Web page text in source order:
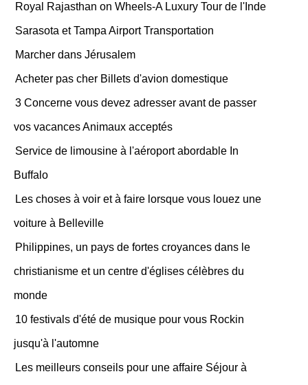
Royal Rajasthan on Wheels-A Luxury Tour de l'Inde
Sarasota et Tampa Airport Transportation
Marcher dans Jérusalem
Acheter pas cher Billets d'avion domestique
3 Concerne vous devez adresser avant de passer
vos vacances Animaux acceptés
Service de limousine à l'aéroport abordable In
Buffalo
Les choses à voir et à faire lorsque vous louez une
voiture à Belleville
Philippines, un pays de fortes croyances dans le
christianisme et un centre d'églises célèbres du
monde
10 festivals d'été de musique pour vous Rockin
jusqu'à l'automne
Les meilleurs conseils pour une affaire Séjour à